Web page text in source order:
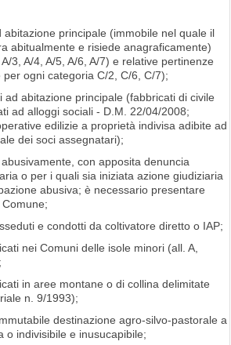
abitazione principale (immobile nel quale il
abitualmente e risiede anagraficamente)
3, A/4, A/5, A/6, A/7) e relative pertinenze
per ogni categoria C/2, C/6, C/7);
ad abitazione principale (fabbricati di civile
ad alloggi sociali - D.M. 22/04/2008;
edilizie a proprietà indivisa adibite ad
dei soci assegnatari);
con apposita denuncia
o per i quali sia iniziata azione giudiziaria
abusiva; è necessario presentare
e condotti da coltivatore diretto o IAP;
nei Comuni delle isole minori (all. A,
in aree montane o di collina delimitate
n. 9/1993);
destinazione agro-silvo-pastorale a
o indivisibile e inusucapibile;